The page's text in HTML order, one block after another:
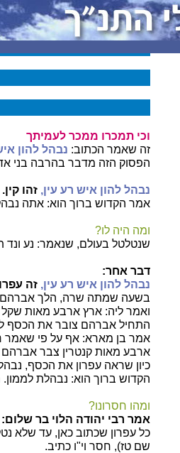
וכי תמכרו ממכר לעמיתך
זה שאמר הכתוב: נבהל להון
הפסוק הזה מדבר בהרבה בני
נבהל להון איש רע עין, זהו קין.
אמר הקדוש ברוך הוא: אתה
ומה היה לו?
שנטלטל בעולם, שנאמר: נע ונד
דבר אחר:
נבהל להון איש רע עין, זה
בשעה שמתה שרה, הלך אברהם
ואמר ליה: ארץ ארבע מאות שקל
התחיל אברהם צובר את הכסף
אמר בן מארא: אף על פי שאמר
ארבע מאות קנטרין צבר אברהם
כיון שראה עפרון את הכסף,
הקדוש ברוך הוא: נבהלת לממון.
ומהו חסרונו?
אמר רבי יהודה הלוי בר שלום:
כל עפרון שכתוב כאן, עד שלא
שם טז), חסר וי"ו כתיב.